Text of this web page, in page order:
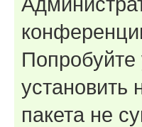
установить
пакета не